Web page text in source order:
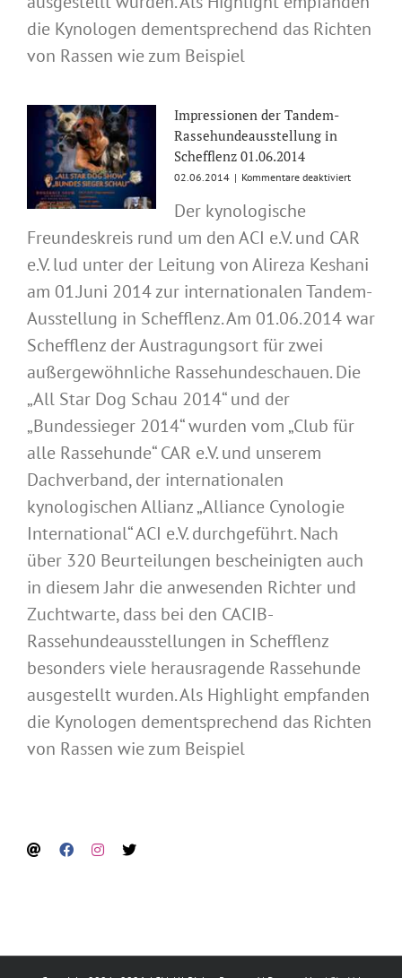
die Kynologen dementsprechend das Richten
von Rassen wie zum Beispiel
Impressionen der Tandem-
Rassehundeausstellung in
Schefflenz 01.06.2014
02.06.2014 | Kommentare deaktiviertfür
Schefflenz
Der kynologische
Freundeskreis rund um den ACI e.V. und CAR
e.V. lud unter der Leitung von Alireza Keshani
am 01.Juni 2014 zur internationalen Tandem-
Ausstellung in Schefflenz. Am 01.06.2014 war
Schefflenz der Austragungsort für zwei
außergewöhnliche Rassehundeschauen. Die
„All Star Dog Schau 2014“ und der
„Bundessieger 2014“ wurden vom „Club für
alle Rassehunde“ CAR e.V. und unserem
Dachverband, der internationalen
kynologischen Allianz „Alliance Cynologie
International“ ACI e.V. durchgeführt. Nach
über 320 Beurteilungen bescheinigten auch
in diesem Jahr die anwesenden Richter und
Zuchtwarte, dass bei den CACIB-
Rassehundeausstellungen in Schefflenz
besonders viele herausragende Rassehunde
ausgestellt wurden. Als Highlight empfanden
die Kynologen dementsprechend das Richten
von Rassen wie zum Beispiel